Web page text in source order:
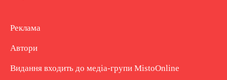
Реклама
Автори
Видання входить до медіа-групи MistoOnline